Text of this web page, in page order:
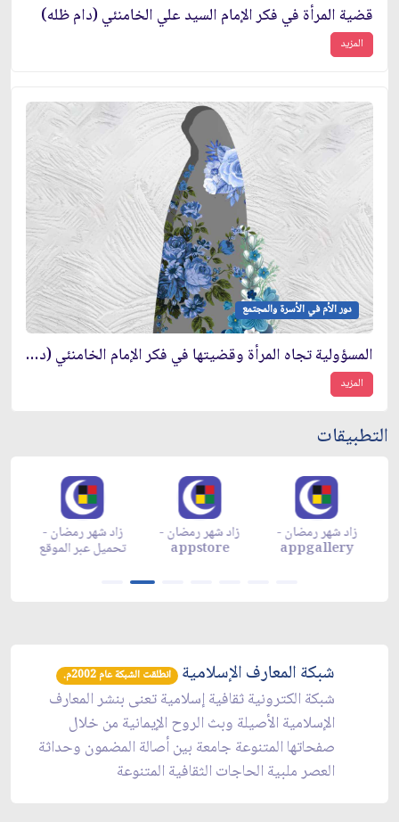
قضية المرأة في فكر الإمام السيد علي الخامنئي (دام ظله)
المزيد
دور الأم في الأسرة والمجتمع
المسؤولية تجاه المرأة وقضيتها في فكر الإمام الخامنئي (دام ظله)
المزيد
التطبيقات
زاد شهر رمضان -
تحميل عبر الموقع
زاد شهر رمضان -
appstore
زاد شهر رمضان -
appgallery
شبكة المعارف الإسلامية انطلقت الشبكة عام 2002م.
شبكة الكترونية ثقافية إسلامية تعنى بنشر المعارف
الإسلامية الأصيلة وبث الروح الإيمانية من خلال
صفحاتها المتنوعة جامعة بين أصالة المضمون وحداثة
العصر ملبية الحاجات الثقافية المتنوعة